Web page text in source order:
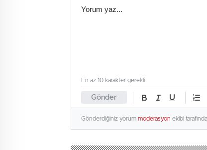
Gönder
En az 10 karakter gerekli
Gönderdiğiniz yorum moderasyon ekibi